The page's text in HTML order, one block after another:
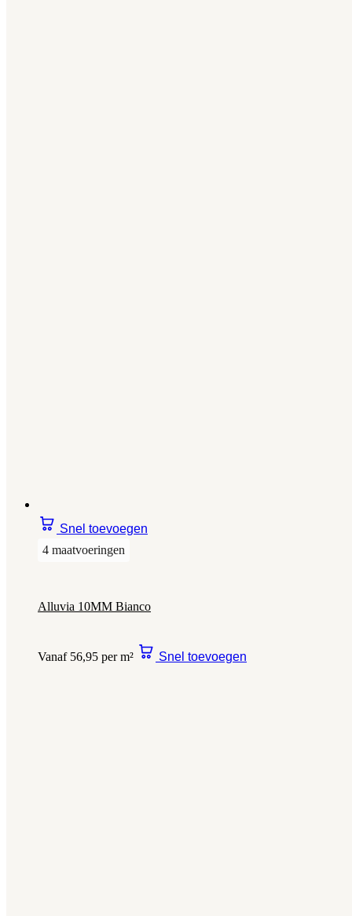
Snel toevoegen
4 maatvoeringen
Alluvia 10MM Bianco
Vanaf 56,95 per m² Snel toevoegen